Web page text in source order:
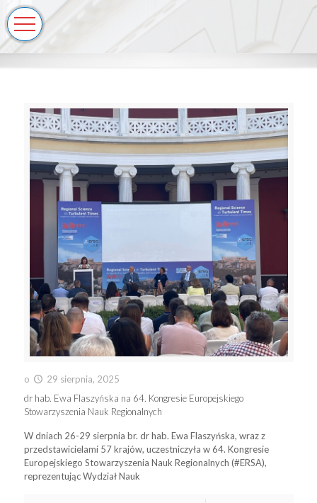
o
29 sierpnia, 2025
dr hab. Ewa Flaszyńska na 64. Kongresie Europejskiego
Stowarzyszenia Nauk Regionalnych
W dniach 26-29 sierpnia br. dr hab. Ewa Flaszyńska, wraz z
przedstawicielami 57 krajów, uczestniczyła w 64. Kongresie
Europejskiego Stowarzyszenia Nauk Regionalnych (#ERSA),
reprezentując Wydział Nauk